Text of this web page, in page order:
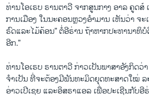
ທ່ານໂອເຣບ ຣານຕາວີ ຈາກສູນກາງ ອາລ ຄູດສ໌
ການເມືອງ ໃນນະຄອນຫຼວງອຳມານ ເຫັນວ່າ ຈະ
ຣົດແລະໄມ້ຄ້ອນ” ຕໍ່ອີຣ່ານ ຖ້າຫາກປະທານາທິ
ອີກ.”
ທ່ານໂອເຣບ ຣານຕາວີ ກ່າວເປັນພາສາອັງກິດວ່
ຈຳເປັນ ທີ່ຈະຕ້ອງມີພັນທະມິດຍຸດທະສາດໃໝ່ ລ
ອ່າວເປີເຊຍ ແລະອິສຣາແອລ ເພື່ອປະເຊີນກັບອີ